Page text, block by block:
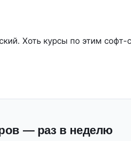
Хоть курсы по этим софт-
— раз в неделю